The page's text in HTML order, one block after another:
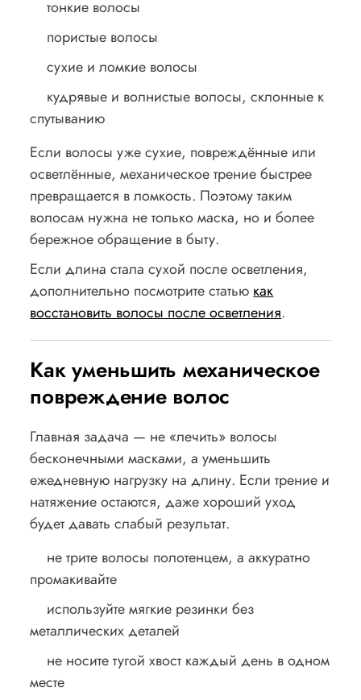
тонкие волосы
пористые волосы
сухие и ломкие волосы
кудрявые и волнистые волосы, склонные к
спутыванию
Если волосы уже сухие, повреждённые или
осветлённые, механическое трение быстрее
превращается в ломкость. Поэтому таким
волосам нужна не только маска, но и более
бережное обращение в быту.
Если длина стала сухой после осветления,
дополнительно посмотрите статью как
восстановить волосы после осветления.
Как уменьшить механическое
повреждение волос
Главная задача — не «лечить» волосы
бесконечными масками, а уменьшить
ежедневную нагрузку на длину. Если трение и
натяжение остаются, даже хороший уход
будет давать слабый результат.
не трите волосы полотенцем, а аккуратно
промакивайте
используйте мягкие резинки без
металлических деталей
не носите тугой хвост каждый день в одном
месте